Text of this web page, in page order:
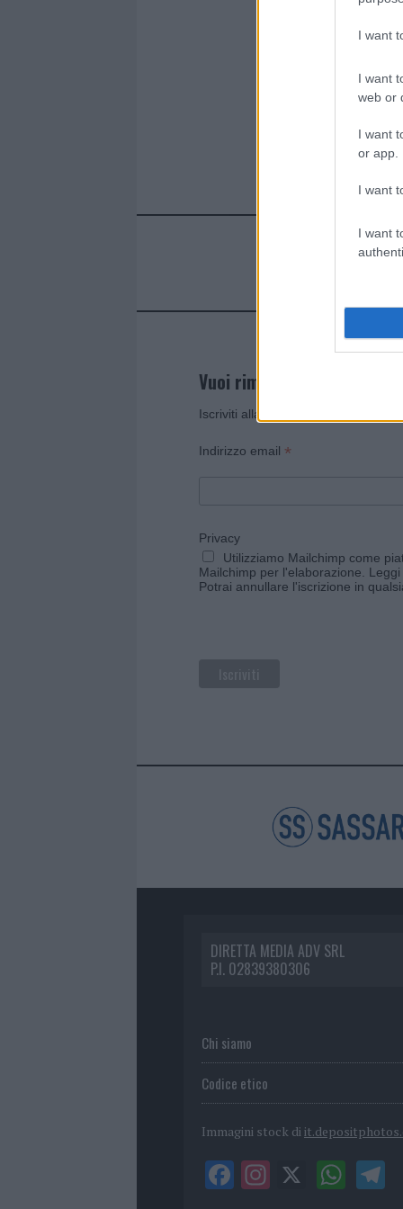
I want
I want
web or
I want
or app.
I want
I want
Vuoi rimanere sempre
Iscriviti alla newsletter di Gallura
Indirizzo email *
Privacy
Utilizziamo Mailchimp come
Mailchimp per l'elaborazione.
Potrai annullare l'iscrizione in
DIRETTA MEDIA ADV SRL
P.I. 02839380306
Chi siamo
Codice etico
Immagini stock di